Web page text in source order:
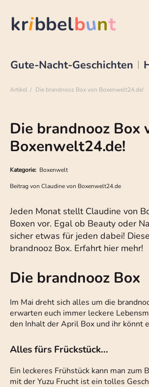
Gute-Nacht-Geschichten
Artikel Die brandnooz Box von Boxenwelt24.de!
Die brandnooz Box
Boxenwelt24.de!
Kategorie: Boxenwelt
Beitrag von Claudine von Boxenwelt24.de
Jeden Monat stellt Claudine von
Boxen vor. Egal ob Beauty oder
sicher etwas für jeden dabei!
brandnooz Box. Erfahrt hier mehr!
Die brandnooz Box
Im Mai dreht sich alles um die
erwarten euch immer leckere
den Inhalt der April Box und ihr könnt
Alles fürs Frückstück...
Ein leckeres Frühstück kann man
mit der Yuzu Frucht ist ein tolles